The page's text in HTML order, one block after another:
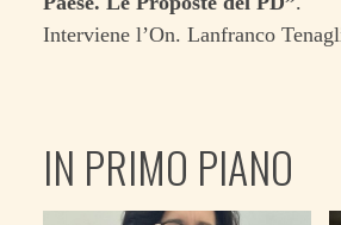
Interviene l’On. Lanfranco
IN PRIMO PIANO